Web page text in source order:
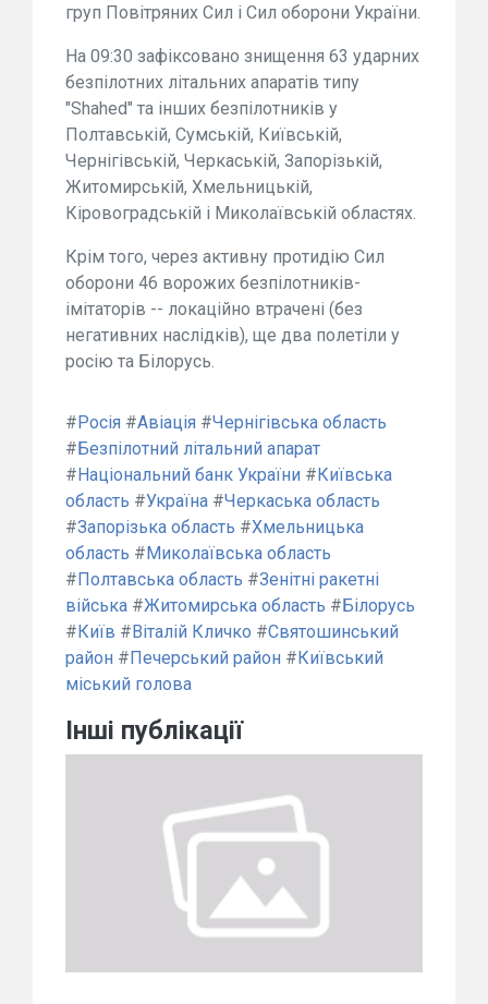
груп Повітряних Сил і Сил оборони України.
На 09:30 зафіксовано знищення 63 ударних
безпілотних літальних апаратів типу
"Shahed" та інших безпілотників у
Полтавській, Сумській, Київській,
Чернігівській, Черкаській, Запорізькій,
Житомирській, Хмельницькій,
Кіровоградській і Миколаївській областях.
Крім того, через активну протидію Сил
оборони 46 ворожих безпілотників-
імітаторів -- локаційно втрачені (без
негативних наслідків), ще два полетіли у
росію та Білорусь.
# Росія #Авіація #Чернігівська область
# Безпілотний літальний апарат
# Національний банк України # Київська
область #Україна #Черкаська область
#Запорізька область #Хмельницька
область # Миколаївська область
# Полтавська область #Зенітні ракетні
війська #Житомирська область # Білорусь
# Київ # Віталій Кличко #Святошинський
район # Печерський район # Київський
міський голова
Інші публікації